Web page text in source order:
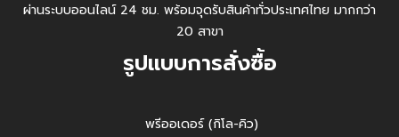
ผ่านระบบออนไลน์ 24 ชม. พร้อมจุดรับสินค้าทั่วประเทศไทย มากกว่า
20 สาขา
รูปแบบการสั่งซื้อ
พรีออเดอร์ (กิโล-คิว)